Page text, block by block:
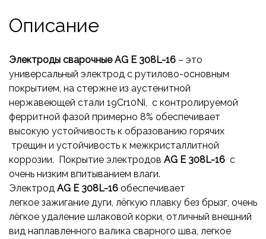
Описание
Электроды сварочные AG E 308L-16 – это
универсальный электрод с рутилово-основным
покрытием, на стержне из аустенитной
нержавеющей стали 19Cr10Ni, с контролируемой
ферритной фазой примерно 8% обеспечивает
высокую устойчивость к образованию горячих
трещин и устойчивость к межкристаллитной
коррозии. Покрытие электродов AG E308L-16 с
очень низким впитыванием влаги.
Электрод AG E308L-16 обеспечивает
легкое зажигание дуги, лёгкую плавку без брызг, очень
лёгкое удаление шлаковой корки, отличный внешний
вид наплавленного валика сварного шва, легкое